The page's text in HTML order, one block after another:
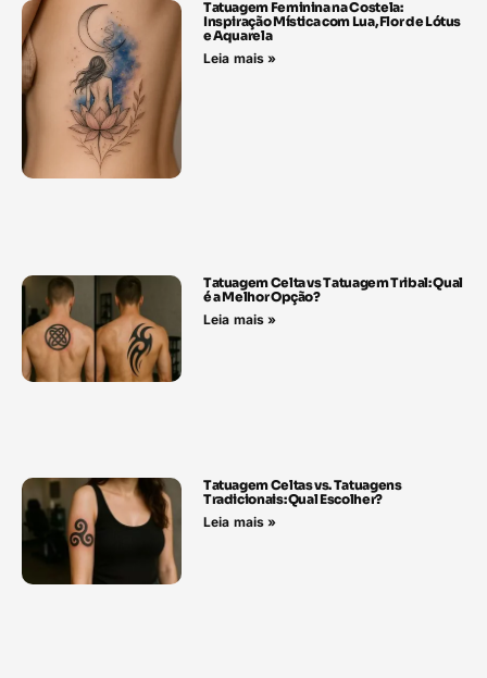
Tatuagem Feminina na Costela:
Inspiração Mística com Lua, Flor de Lótus
e Aquarela
Leia mais »
Tatuagem Celta vs Tatuagem Tribal: Qual
é a Melhor Opção?
Leia mais »
Tatuagem Celtas vs. Tatuagens
Tradicionais: Qual Escolher?
Leia mais »